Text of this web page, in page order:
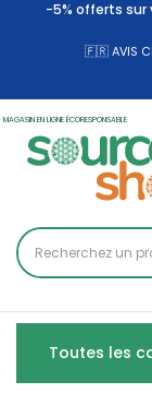
-5% offerts sur
🇫🇷 AVIS
MAGASIN EN LIGNE ÉCORESPONSABLE
Toutes les